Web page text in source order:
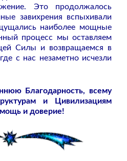
Это продолжалось
завихрения вспыхивали
наиболее мощные
процесс мы оставляем
Силы и возвращаемся в
с нас незаметно исчезли
Благодарность, всему
и Цивилизациям
и доверие!